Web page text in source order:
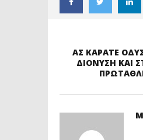
ΑΣ ΚΑΡΑΤΕ
ΔΙΟΝΥΣΗ ΚΑΙ